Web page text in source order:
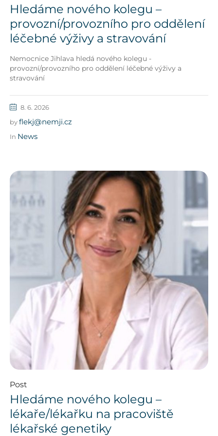
Hledáme nového kolegu –
provozní/provozního pro oddělení
léčebné výživy a stravování
Nemocnice Jihlava hledá nového kolegu -
provozní/provozního pro oddělení léčebné výživy a
stravování
8. 6. 2026
byflekj@nemji.cz
In News
Post
Hledáme nového kolegu –
lékaře/lékařku na pracoviště
lékařské genetiky